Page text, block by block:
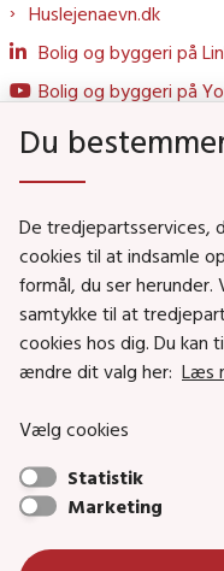
Huslejenaevn.dk
Bolig og byggeri på
Bolig og byggeri på
Social- og
Job i Social- og
Puljer og tilskud
Nyhedsbreve
Social- og
Social- og
Du
De tredjepartsservices,
cookies til at indsamle
formål, du ser
samtykke til at
cookies hos dig. Du
ændre dit valg her: Læs
Vælg cookies
Statistik
Marketing